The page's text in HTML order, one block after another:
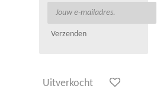
Verzenden
Uitverkocht